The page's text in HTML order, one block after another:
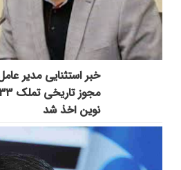
خبر استثنایی مدیر
نوین اخذ شد